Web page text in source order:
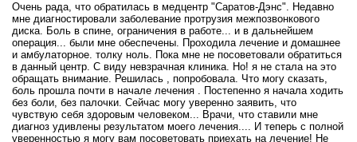
Очень рада, что обратилась в медцентр "Саратов-Дэнс". Недавно
мне диагностировали заболевание протрузия межпозвонкового
диска. Боль в спине, ограничения в работе... и в дальнейшем
операция... были мне обеспечены. Проходила лечение и домашнее
и амбулаторное. толку ноль. Пока мне не посоветовали обратиться
в данный центр. С виду невзрачная клиника. Но! я не стала на это
обращать внимание. Решилась , попробовала. Что могу сказать,
боль прошла почти в начале лечения . Постепенно я начала ходить
без боли, без палочки. Сейчас могу уверенно заявить, что
чувствую себя здоровым человеком... Врачи, что ставили мне
диагноз удивлены результатом моего лечения.... И теперь с полной
уверенностью я могу вам посоветовать приехать на лечение! Не